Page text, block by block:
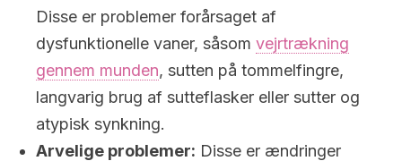
Disse er problemer forårsaget af
dysfunktionelle vaner, såsom vejrtrækning
gennem munden, sutten på tommelfingre,
langvarig brug af sutteflasker eller sutter og
atypisk synkning.
Arvelige problemer: Disse er ændringer